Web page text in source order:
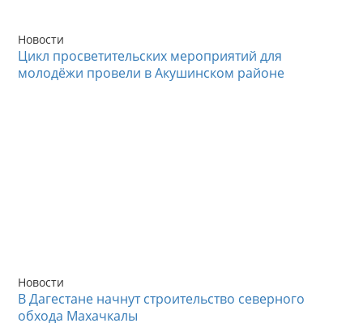
Новости
Цикл просветительских мероприятий для
молодёжи провели в Акушинском районе
Новости
В Дагестане начнут строительство северного
обхода Махачкалы